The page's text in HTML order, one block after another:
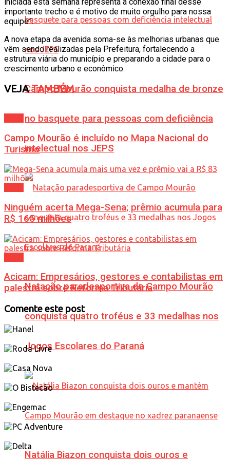
Campo Mourão conquista medalha de bronze
no basquete para pessoas com deficiência
intelectual nos JEPS
Natação paradesportiva de Campo Mourão
conquista quatro troféus e 33 medalhas nos
Jogos Escolares do Paraná
Natália Biazon conquista dois ouros e
importante trecho e é motivo de muito orgulho para nossa
equipe”.
A nova etapa da avenida soma-se às melhorias urbanas que
vêm sendo realizadas pela Prefeitura, fortalecendo a
estrutura viária do município e preparando a cidade para o
crescimento urbano e econômico.
VEJATAMBÉM
Campo Mourão é incluído no Mapa Nacional do
Turismo
Ninguém acerta Mega-Sena; prêmio acumula para
R$ 165 milhões
Acicam: Empresários, gestores e contabilistas em
palestra sobre Reforma Tributária
Comente este post